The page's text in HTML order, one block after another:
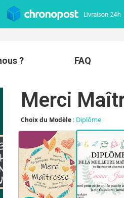
? FAQ
Merci
Choix du Modèle : Diplôme